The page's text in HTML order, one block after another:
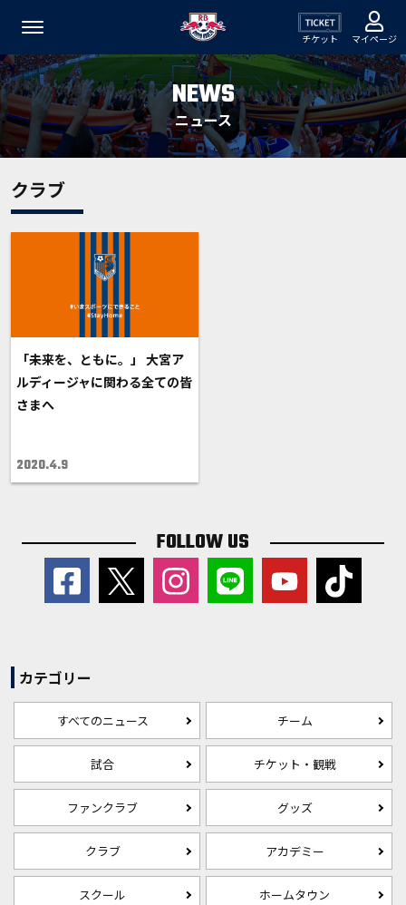
チケット マイページ
NEWS
ニュース
クラブ
「未来を、ともに。」 大宮ア
ルディージャに関わる全ての皆
さまへ
2020.4.9
FOLLOW US
カテゴリー
すべてのニュース チーム
試合 チケット・観戦
ファンクラブ グッズ
クラブ アカデミー
スクール ホームタウン